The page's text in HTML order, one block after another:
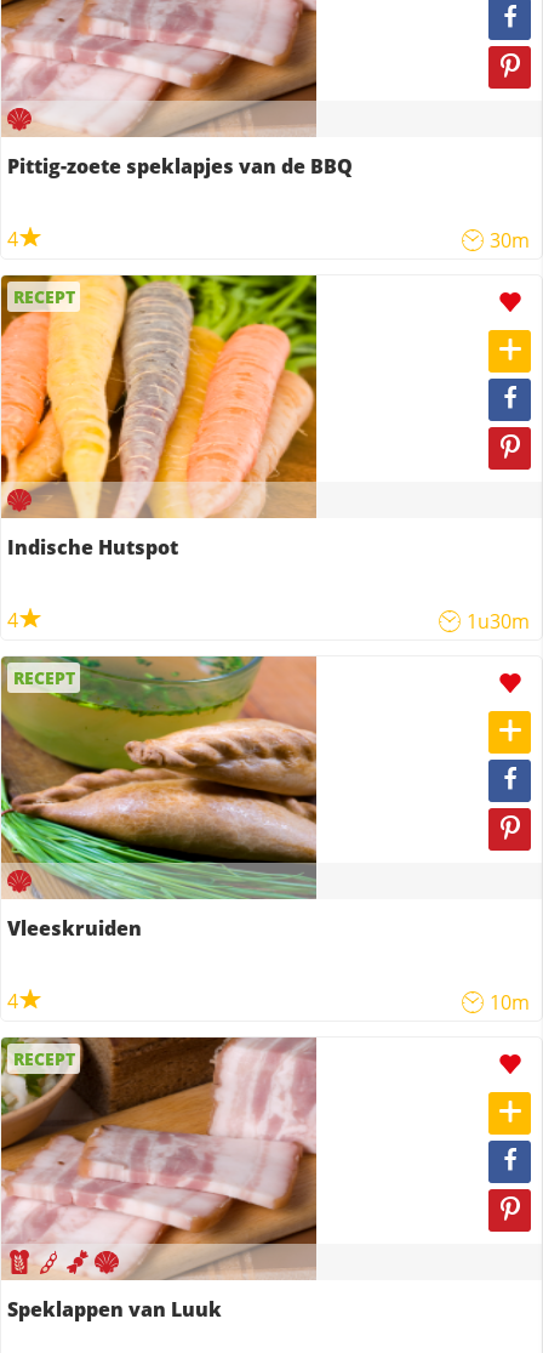
Pittig-zoete speklapjes van de BBQ
4 30m
RECEPT
Indische Hutspot
4 1u30m
RECEPT
Vleeskruiden
4 10m
RECEPT
Speklappen van Luuk